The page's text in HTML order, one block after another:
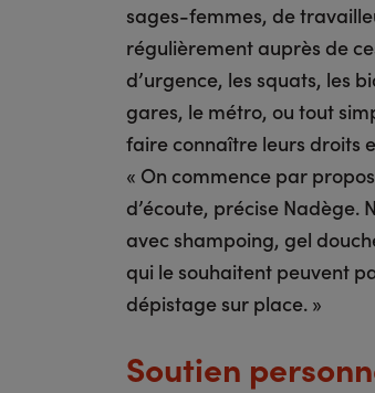
sages-femmes, de
régulièrement auprès de
d’urgence, les squats, les
gares, le métro, ou tout
faire connaître leurs droits
« On commence par
d’écoute, précise Nadège.
avec shampoing, gel
qui le souhaitent peuvent
dépistage sur place. »
Soutien